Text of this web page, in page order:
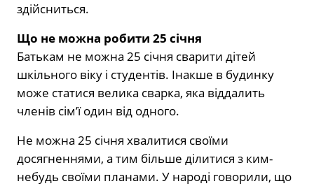
здійсниться.
Що не можна робити 25 січня
Батькам не можна 25 січня сварити дітей
шкільного віку і студентів. Інакше в будинку
може статися велика сварка, яка віддалить
членів сім’ї один від одного.
Не можна 25 січня хвалитися своїми
досягненнями, а тим більше ділитися з ким-
небудь своїми планами. У народі говорили, що